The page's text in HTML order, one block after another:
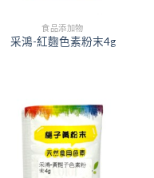
食品添加物
采鴻-紅麴色素粉末4g